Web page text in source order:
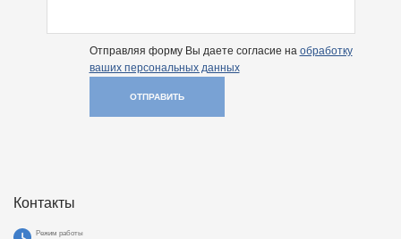
Отправляя форму Вы даете согласие на обработку
ваших персональных данных
ОТПРАВИТЬ
Контакты
Режим работы